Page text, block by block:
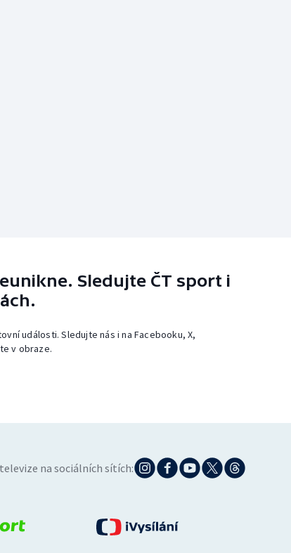
Sledujte ČT sport i
události. Sledujte nás i na Facebooku, X,
v obraze.
na sociálních sítích: